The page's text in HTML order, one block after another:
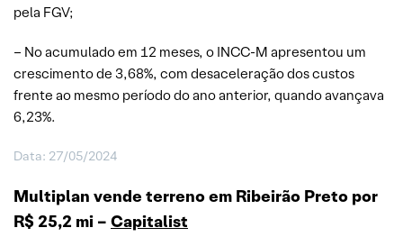
pela FGV;
– No acumulado em 12 meses, o INCC-M apresentou um
crescimento de 3,68%, com desaceleração dos custos
frente ao mesmo período do ano anterior, quando avançava
6,23%.
Data: 27/05/2024
Multiplan vende terreno em Ribeirão Preto por
R$ 25,2 mi – Capitalist